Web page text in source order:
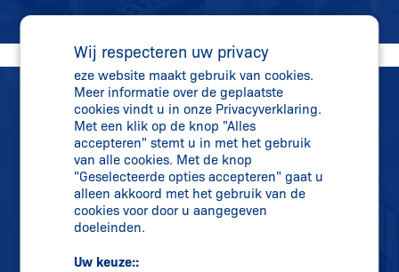
Rechtstreeks contact
+31 (0)341 43 25 25
info-nl@
Wij respecteren uw privacy
eze website maakt gebruik van cookies.
Meer informatie over de geplaatste
cookies vindt u in onze Privacyverklaring.
Met een klik op de knop "Alles
accepteren" stemt u in met het gebruik
van alle cookies. Met de knop
"Geselecteerde opties accepteren" gaat u
alleen akkoord met het gebruik van de
cookies voor door u aangegeven
doeleinden.
Uw keuze::